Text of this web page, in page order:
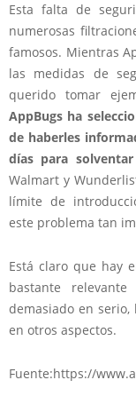
Esta falta de
numerosas
famosos. Mientras
las medidas de
querido tomar
AppBugs ha
de haberles
días para
Walmart y
límite de
este problema tan
Está claro que hay
bastante
demasiado en
en otros aspectos.
Fuente:https://